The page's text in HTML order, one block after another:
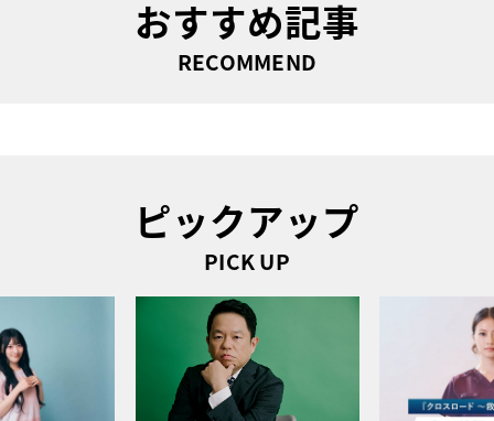
おすすめ記事
RECOMMEND
ピックアップ
PICK UP